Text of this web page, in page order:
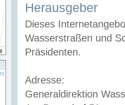
Herausgeber
Dieses
Wasserstraßen und
Präsidenten.
Adresse:
Generaldirektion